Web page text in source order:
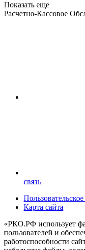
Показать еще
Расчетно-Кассовое
связь
Карта сайта
«РКО.РФ использует
пользователей и
работоспособности